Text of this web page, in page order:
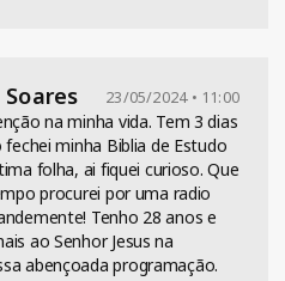
23/05/2024 • 11:00
na minha vida. Tem 3 dias
minha Biblia de Estudo
folha, ai fiquei curioso. Que
procurei por uma radio
Tenho 28 anos e
ao Senhor Jesus na
abençoada programação.